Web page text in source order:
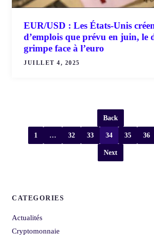
EUR/USD : Les États-Unis
d’emplois que prévu en juin, le
grimpe face à l’euro
JUILLET 4, 2025
Back
1 … 32 33 34 35 36
Next
CATEGORIES
Actualités
Cryptomonnaie